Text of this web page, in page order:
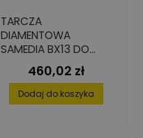
TARCZA
DIAMENTOWA
SAMEDIA BX13 DO
BETONU I GRANITU
350 MM X 30/25,4
MM X 3,0 MM X 21
SEG.
Cena
460,02 zł
Dodaj do koszyka